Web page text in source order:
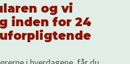
og vi
inden for 24